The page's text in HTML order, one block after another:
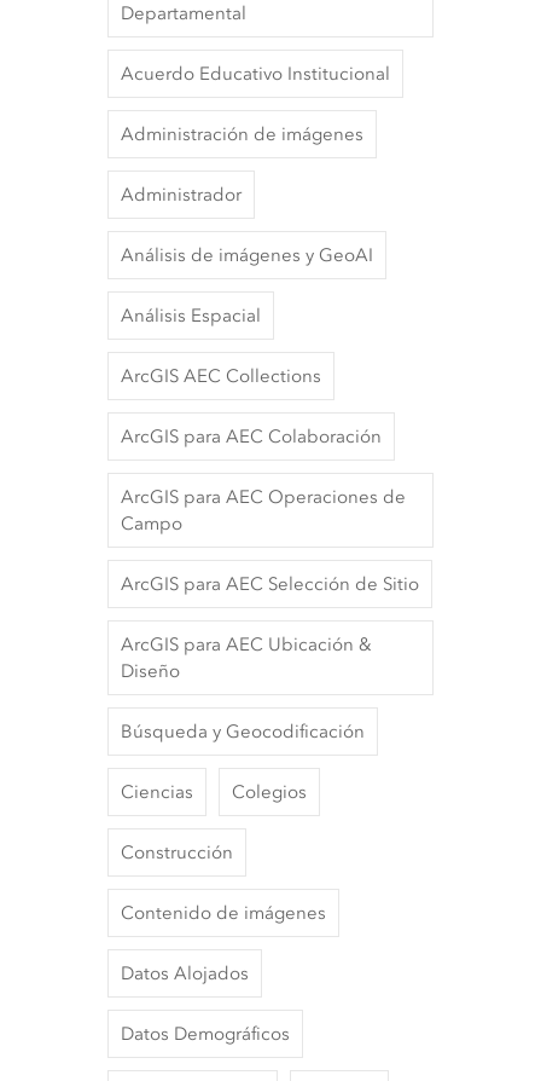
Departamental
Acuerdo Educativo Institucional
Administración de imágenes
Administrador
Análisis de imágenes y GeoAI
Análisis Espacial
ArcGIS AEC Collections
ArcGIS para AEC Colaboración
ArcGIS para AEC Operaciones de
Campo
ArcGIS para AEC Selección de Sitio
ArcGIS para AEC Ubicación &
Diseño
Búsqueda y Geocodificación
Ciencias Colegios
Construcción
Contenido de imágenes
Datos Alojados
Datos Demográficos